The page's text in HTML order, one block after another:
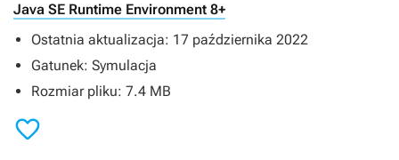
Java SE Runtime Environment 8+
Ostatnia aktualizacja: 17 października 2022
Gatunek: Symulacja
Rozmiar pliku: 7.4 MB
